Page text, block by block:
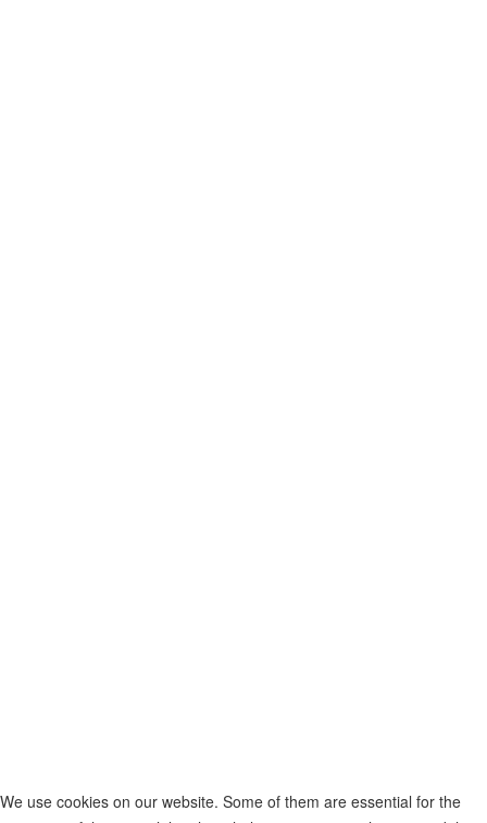
We use cookies on our website. Some of them are essential for the